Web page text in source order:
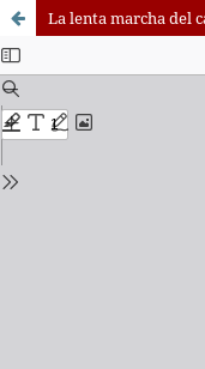
La lenta marcha del